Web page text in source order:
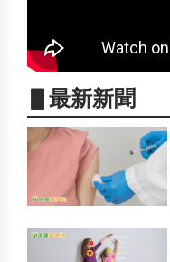
▋最新新聞